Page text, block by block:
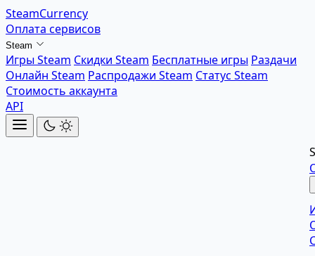
SteamCurrency
Оплата сервисов
Steam
Игры Steam Скидки Steam Бесплатные игры Раздачи
Онлайн Steam Распродажи Steam Статус Steam
Стоимость аккаунта
API